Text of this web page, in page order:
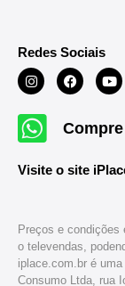
Redes Sociais
Visite o site
Preços e condições
o televendas,
iplace.com.br é
Consumo Ltda, rua